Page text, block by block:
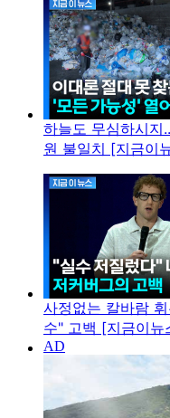
하늘도 무심하시지
원 불일치 [지금이
사정없는 칼바람
수" 고백 [지금이뉴